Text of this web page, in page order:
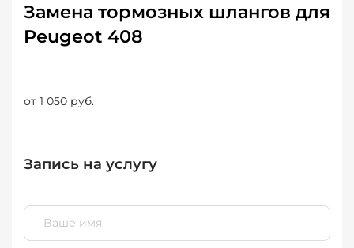
Замена тормозных шлангов для
Peugeot 408
от 1 050 руб.
Запись на услугу